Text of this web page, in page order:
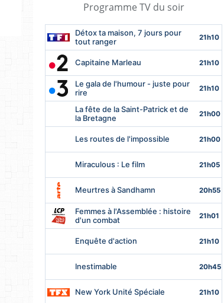
Programme TV du soir